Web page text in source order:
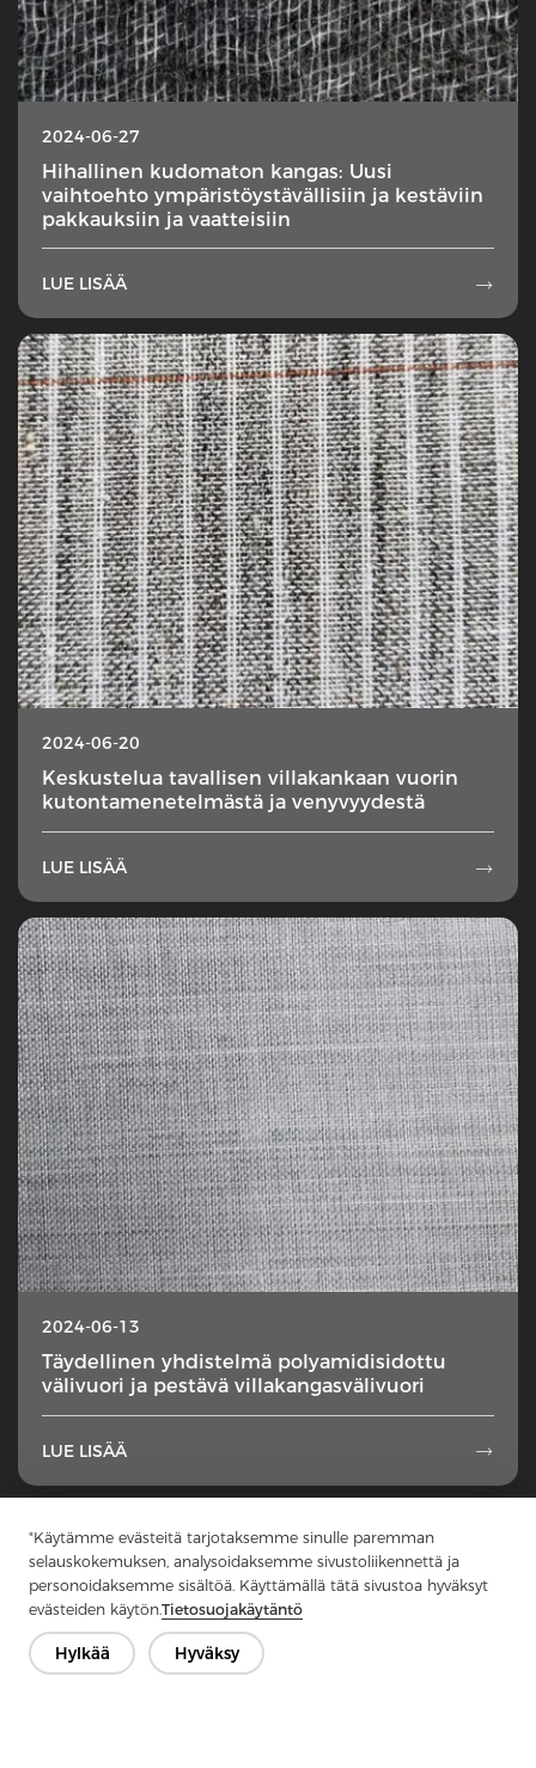
"Käytämme evästeitä tarjotaksemme sinulle paremman
selauskokemuksen, analysoidaksemme sivustoliikennettä ja
personoidaksemme sisältöä. Käyttämällä tätä sivustoa hyväksyt
evästeiden käytön.Tietosuojakäytäntö
Hylkää Hyväksy
2024-06-27
Hihallinen kudomaton kangas: Uusi
vaihtoehto ympäristöystävällisiin ja kestäviin
pakkauksiin ja vaatteisiin
LUE LISÄÄ 
2024-06-20
Keskustelua tavallisen villakankaan vuorin
kutontamenetelmästä ja venyvyydestä
LUE LISÄÄ 
2024-06-13
Täydellinen yhdistelmä polyamidisidottu
välivuori ja pestävä villakangasvälivuori
LUE LISÄÄ 
1 ... 15 16 17 18 19 ... 49
Ota yhteyttä